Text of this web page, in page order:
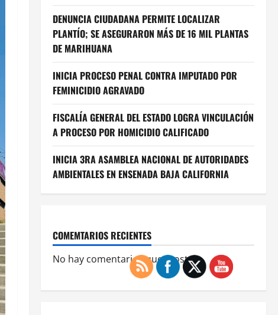
DENUNCIA CIUDADANA PERMITE LOCALIZAR
PLANTÍO; SE ASEGURARON MÁS DE 16 MIL PLANTAS
DE MARIHUANA
INICIA PROCESO PENAL CONTRA IMPUTADO POR
FEMINICIDIO AGRAVADO
FISCALÍA GENERAL DEL ESTADO LOGRA VINCULACIÓN
A PROCESO POR HOMICIDIO CALIFICADO
INICIA 3RA ASAMBLEA NACIONAL DE AUTORIDADES
AMBIENTALES EN ENSENADA BAJA CALIFORNIA
COMEMTARIOS RECIENTES
No hay comentarios que mostrar.